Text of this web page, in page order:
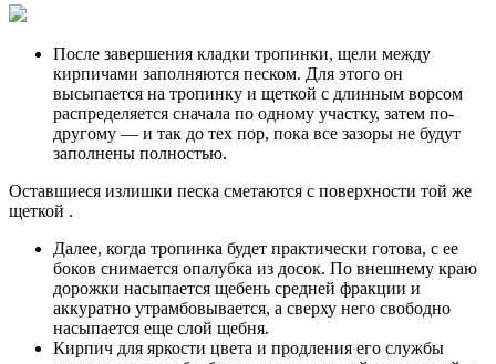
После завершения кладки тропинки, щели между
кирпичами заполняются песком. Для этого он
высыпается на тропинку и щеткой с длинным ворсом
распределяется сначала по одному участку, затем по-
другому — и так до тех пор, пока все зазоры не будут
заполнены полностью.
Оставшиеся излишки песка сметаются с поверхности той же
щеткой .
Далее, когда тропинка будет практически готова, с ее
боков снимается опалубка из досок. По внешнему краю
дорожки насыпается щебень средней фракции и
аккуратно утрамбовывается, а сверху него свободно
насыпается еще слой щебня.
Кирпич для яркости цвета и продления его службы